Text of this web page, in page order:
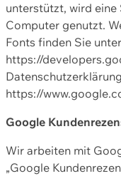
unterstützt, wird
Computer genutzt.
Fonts finden Sie unter
https://
https://
Google
Wir arbeiten mit
„Google